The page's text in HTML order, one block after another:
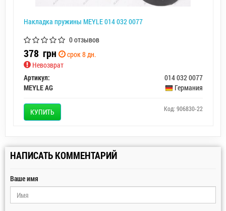
Накладка пружины MEYLE 014 032 0077
0 отзывов
378 грн
срок 8 дн.
Невозврат
Артикул:
014 032 0077
MEYLE AG
Германия
КУПИТЬ Код: 906830-22
НАПИСАТЬ КОММЕНТАРИЙ
Ваше имя